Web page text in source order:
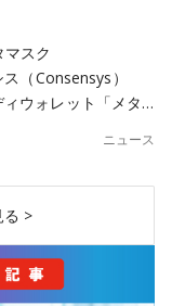
スク
（Consensys）
ウォレット「メタ…
ニュース
る >